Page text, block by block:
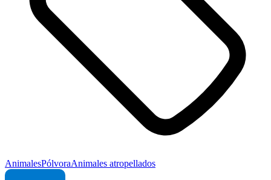
AnimalesPólvoraAnimales atropellados